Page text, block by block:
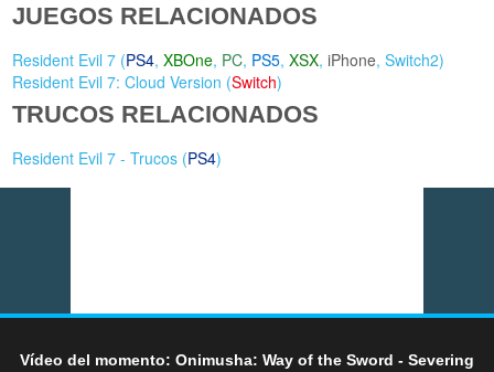
JUEGOS RELACIONADOS
Resident Evil 7 (PS4,XBOne, PC, PS5,XSX,iPhone,Switch2)
Resident Evil 7: Cloud Version (Switch)
TRUCOS RELACIONADOS
Resident Evil 7 - Trucos (PS4)
Vídeo del momento: Onimusha: Way of the Sword - Severing